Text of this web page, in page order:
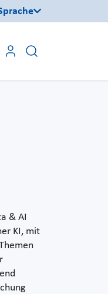
& AI
KI, mit